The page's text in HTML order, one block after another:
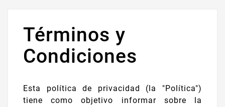
Términos y
Condiciones
Esta política de privacidad (la "Política")
tiene como objetivo informar sobre la